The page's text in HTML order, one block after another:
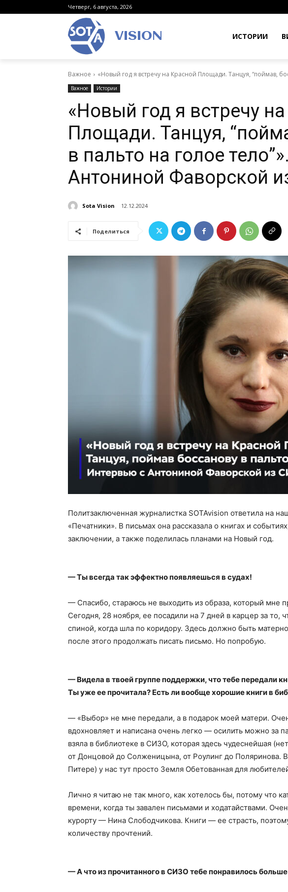
Четверг, 6 августа, 2026
VISION ИСТОРИИ
Важное «Новый год я встречу на Красной Площади. Танцуя, “поймав,
Важное Истории
«Новый год я встречу
Площади. Танцуя,
в пальто на голое
Антониной Фаворской
Sota Vision 12.12.2024
Поделиться
Политзаключенная журналистка SOTAvision ответила на
«Печатники». В письмах она рассказала о книгах и
заключении, а также поделилась планами на Новый год.
— Ты всегда так эффектно появляешься в судах!
— Спасибо, стараюсь не выходить из образа, который мне
Сегодня, 28 ноября, ее посадили на 7 дней в карцер за то,
спиной, когда шла по коридору. Здесь должно быть
после этого продолжать писать письмо. Но попробую.
— Видела в твоей группе поддержки, что тебе передали
Ты уже ее прочитала? Есть ли вообще хорошие книги в
— «Выбор» не мне передали, а в подарок моей матери.
вдохновляет и написана очень легко — осилить можно за
взяла в библиотеке в СИЗО, которая здесь чудеснейшая
от Донцовой до Солженицына, от Роулинг до Поляринова.
Питере) у нас тут просто Земля Обетованная для
Лично я читаю не так много, как хотелось бы, потому что
времени, когда ты завален письмами и ходатайствами.
курорту — Нина Слободчикова. Книги — ее страсть,
количеству прочтений.
— А что из прочитанного в СИЗО тебе понравилось больше